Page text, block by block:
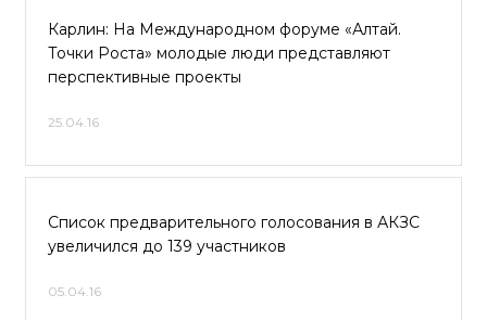
Карлин: На Международном форуме «Алтай.
Точки Роста» молодые люди представляют
перспективные проекты
25.04.16
Список предварительного голосования в АКЗС
увеличился до 139 участников
05.04.16